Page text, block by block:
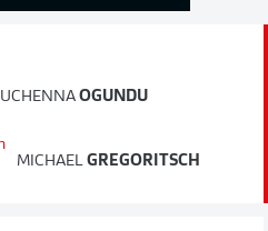
UCHENNA OGUNDU
MICHAEL GREGORITSCH